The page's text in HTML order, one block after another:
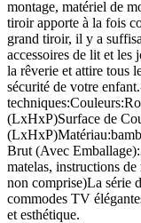
montage, matériel de
tiroir apporte à la fois
grand tiroir, il y a
accessoires de lit et
la rêverie et attire tous
sécurité de votre
(LxHxP)Surface de
Brut (Avec
matelas, instructions
non comprise)La série
commodes TV
et esthétique.